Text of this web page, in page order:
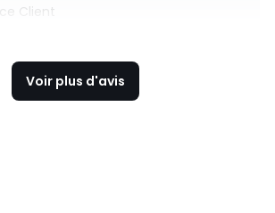
Client
Voir plus d'avis